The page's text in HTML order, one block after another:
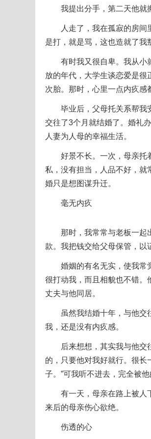
我提出分手，第二天他就
人走了，我在孤寂的房间里
是打，就是骂，这也造就了我
有时我又很自卑。我从小就
放的年代，大学生谈恋爱是
次胎。那时，心里一点内疚感
毕业后，父母托关系帮我安
交往了3个月就结婚了。婚礼
人妻为人母的幸福生活。
好景不长。一次，母亲托着
私，没有担当，人品不好，就
婚只是想图谋升迁。
毫无内疚
那时，我常常与老板一起出
款。我把钱交给父母保管，以
婚姻的有名无实，使我常觉
很打动我，而且相貌也不错。
丈夫与他同居。
虽然我结婚十年，与他交往
我，还是没有内疚感。
后来想想，其实我与他交往
的，只要他对我好就行。很长
子。”可我听不进去，完全被
有一天，母亲在路上被人下
来后的母亲伤心欲绝。
伤透的心